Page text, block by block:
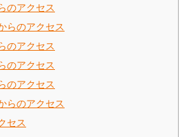
のアクセス
らのアクセス
のアクセス
のアクセス
のアクセス
らのアクセス
セス